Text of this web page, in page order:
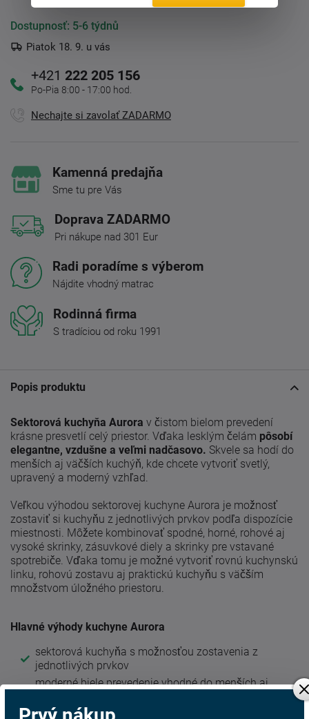
Dostupnosť: 5-6 týdnů
Piatok 18. 9. u vás
+421 222 205 156
Po-Pia 8:00 - 17:00 hod.
Nechajte si zavolať ZADARMO
Kamenná predajňa
Sme tu pre Vás
Doprava ZADARMO
Pri nákupe nad 301 Eur
Radi poradíme s výberom
Nájdite vhodný matrac
Rodinná firma
S tradíciou od roku 1991
Popis produktu
Sektorová kuchyňa Aurora v čistom bielom prevedení
krásne presvetlí celý priestor. Vďaka lesklým čelám pôsobí
elegantne, vzdušne a veľmi nadčasovo. Skvele sa hodí do
menších aj väčších kuchýň, kde chcete vytvoriť svetlý,
upravený a moderný vzhľad.
Veľkou výhodou sektorovej kuchyne Aurora je možnosť
zostaviť si kuchyňu z jednotlivých prvkov podľa dispozície
miestnosti. Môžete kombinovať spodné, horné, rohové aj
vysoké skrinky, zásuvkové diely a skrinky pre vstavané
spotrebiče. Vďaka tomu je možné vytvoriť rovnú kuchynskú
linku, rohovú zostavu aj praktickú kuchyňu s väčším
množstvom úložného priestoru.
Hlavné výhody kuchyne Aurora
sektorová kuchyňa s možnosťou zostavenia z
jednotlivých prvkov
moderné biele prevedenie vhodné do menších aj
lesklé čelá pre elegantný a svetlý vzhľad